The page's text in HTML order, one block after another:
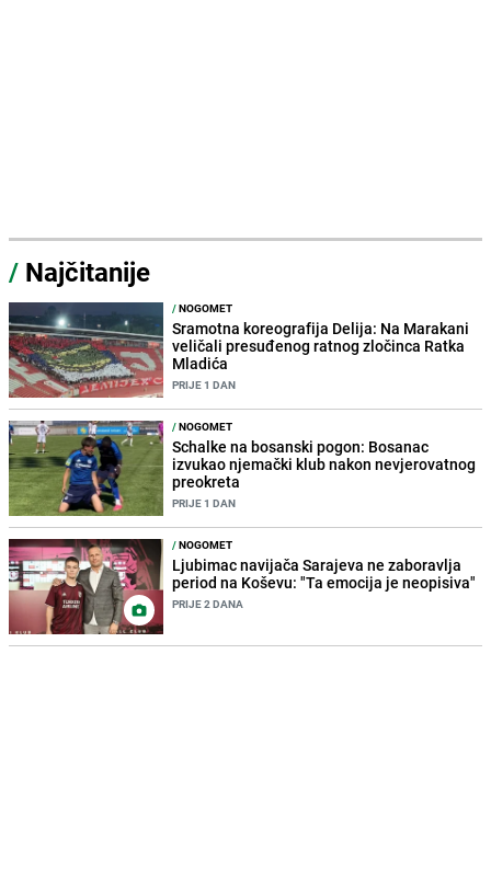
/ Najčitanije
/NOGOMET
Sramotna koreografija Delija: Na Marakani
veličali presuđenog ratnog zločinca Ratka
Mladića
PRIJE 1 DAN
/NOGOMET
Schalke na bosanski pogon: Bosanac
izvukao njemački klub nakon nevjerovatnog
preokreta
PRIJE 1 DAN
/NOGOMET
Ljubimac navijača Sarajeva ne zaboravlja
period na Koševu: "Ta emocija je neopisiva"
PRIJE 2 DANA